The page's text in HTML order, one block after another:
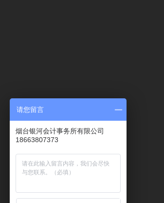
请您留言
烟台银河会计事务所有限公司
18663807373